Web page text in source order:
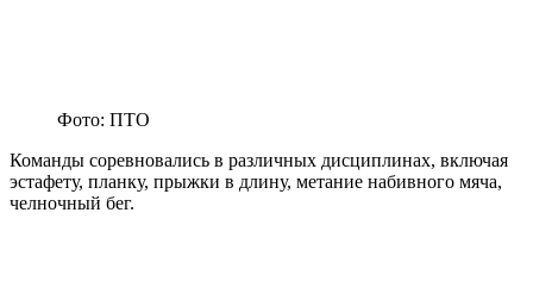
Фото: ПТО
Команды соревновались в различных дисциплинах, включая
эстафету, планку, прыжки в длину, метание набивного мяча,
челночный бег.